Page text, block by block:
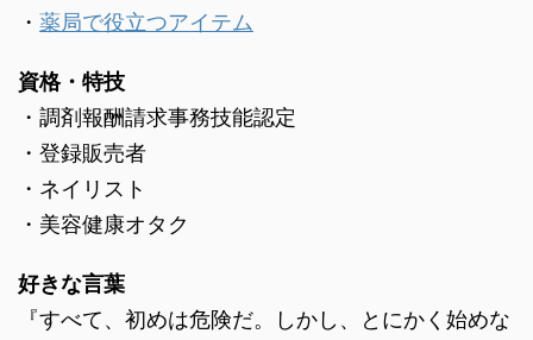
・ 薬局で役立つアイテム
資格・特技
・調剤報酬請求事務技能認定
・登録販売者
・ネイリスト
・美容健康オタク
好きな言葉
『すべて、初めは危険だ。しかし、とにかく始めな